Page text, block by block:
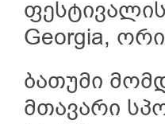
Georgia,
ბათუმი
მთავარი